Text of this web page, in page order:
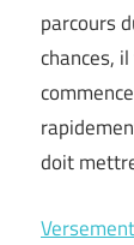
parcours
chances,
doit